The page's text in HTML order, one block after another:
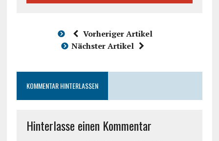
Vorheriger Artikel
Nächster Artikel
KOMMENTAR HINTERLASSEN
Hinterlasse einen Kommentar